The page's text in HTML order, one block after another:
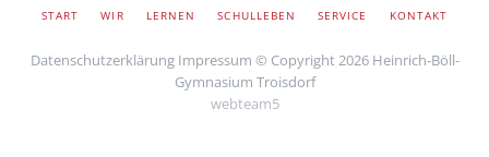
SKIP
START WIR LERNEN SCHULLEBEN SERVICE KONTAKT
Datenschutzerklärung Impressum © Copyright 2026 Heinrich-Böll-
Gymnasium Troisdorf
webteam5